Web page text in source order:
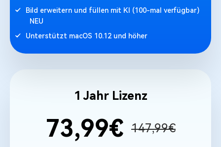
Bild erweitern und füllen mit KI (100-mal verfügbar)
NEU
Unterstützt macOS 10.12 und höher
1 Jahr Lizenz
73,99€ 147,99€